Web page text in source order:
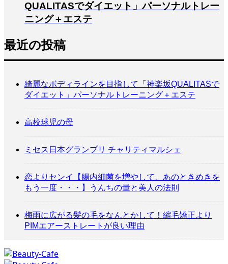
QUALITASでダイエット」パーソナルトレー
ニング＋エステ
最近の投稿
綺麗なボディラインを目指して「神楽坂QUALITASで
ダイエット」パーソナルトレーニング＋エステ
高校球児の母
ミセス日本グランプリ チャリティマルシェ
恋よりセンイ【腸内細菌を増やして、あのときめきを
もう一度・・・】うんちの量と美人の法則
梅雨に広がる髪の毛をなんとかして！縮毛矯正より
PIMエアーストレートが良い理由